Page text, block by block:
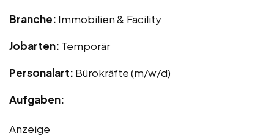
Branche: Immobilien & Facility
Jobarten: Temporär
Personalart: Bürokräfte (m/w/d)
Aufgaben:
Anzeige